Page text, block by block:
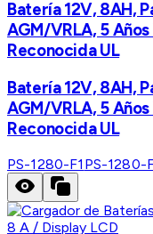
Batería 12V, 8AH,
AGM/VRLA, 5
Reconocida UL
Batería 12V, 8AH,
AGM/VRLA, 5
Reconocida UL
PS-1280-F1 PS-1280-